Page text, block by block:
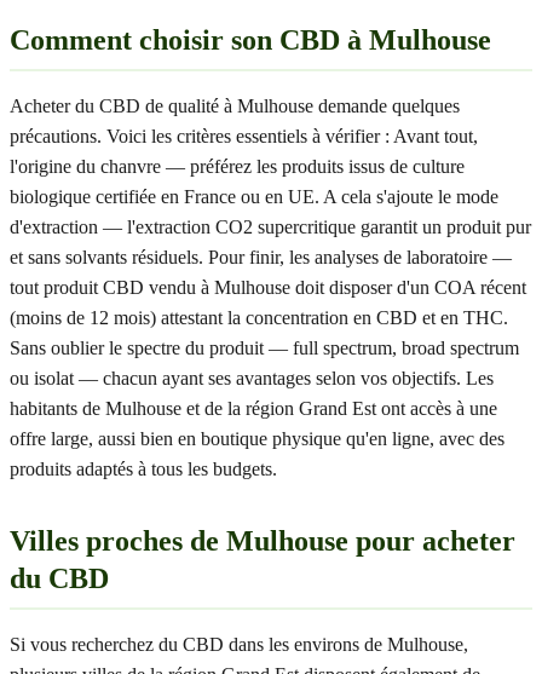
Comment choisir son CBD à Mulhouse
Acheter du CBD de qualité à Mulhouse demande quelques
précautions. Voici les critères essentiels à vérifier : Avant tout,
l'origine du chanvre — préférez les produits issus de culture
biologique certifiée en France ou en UE. A cela s'ajoute le mode
d'extraction — l'extraction CO2 supercritique garantit un produit pur
et sans solvants résiduels. Pour finir, les analyses de laboratoire —
tout produit CBD vendu à Mulhouse doit disposer d'un COA récent
(moins de 12 mois) attestant la concentration en CBD et en THC.
Sans oublier le spectre du produit — full spectrum, broad spectrum
ou isolat — chacun ayant ses avantages selon vos objectifs. Les
habitants de Mulhouse et de la région Grand Est ont accès à une
offre large, aussi bien en boutique physique qu'en ligne, avec des
produits adaptés à tous les budgets.
Villes proches de Mulhouse pour acheter
du CBD
Si vous recherchez du CBD dans les environs de Mulhouse,